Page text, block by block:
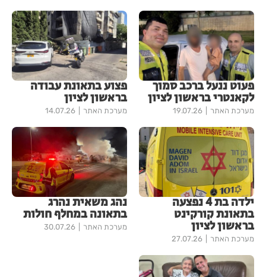
פעוט ננעל ברכב סמוך
לקאנטרי בראשון לציון
מערכת האתר 19.07.26
פצוע בתאונת עבודה
בראשון לציון
מערכת האתר 14.07.26
ילדה בת 4 נפצעה
בתאונת קורקינט
בראשון לציון
מערכת האתר 27.07.26
נהג משאית נהרג
בתאונה במחלף חולות
מערכת האתר 30.07.26